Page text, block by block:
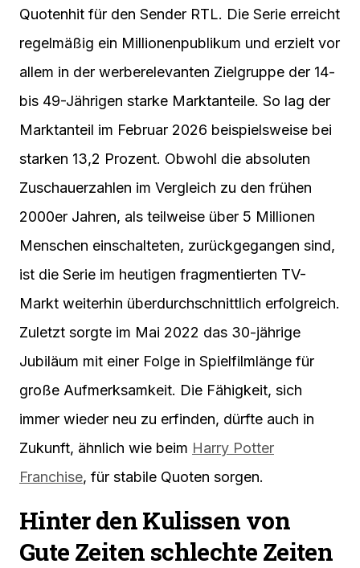
Quotenhit für den Sender RTL. Die Serie erreicht
regelmäßig ein Millionenpublikum und erzielt vor
allem in der werberelevanten Zielgruppe der 14-
bis 49-Jährigen starke Marktanteile. So lag der
Marktanteil im Februar 2026 beispielsweise bei
starken 13,2 Prozent. Obwohl die absoluten
Zuschauerzahlen im Vergleich zu den frühen
2000er Jahren, als teilweise über 5 Millionen
Menschen einschalteten, zurückgegangen sind,
ist die Serie im heutigen fragmentierten TV-
Markt weiterhin überdurchschnittlich erfolgreich.
Zuletzt sorgte im Mai 2022 das 30-jährige
Jubiläum mit einer Folge in Spielfilmlänge für
große Aufmerksamkeit. Die Fähigkeit, sich
immer wieder neu zu erfinden, dürfte auch in
Zukunft, ähnlich wie beim Harry Potter
Franchise, für stabile Quoten sorgen.
Hinter den Kulissen von
Gute Zeiten schlechte Zeiten